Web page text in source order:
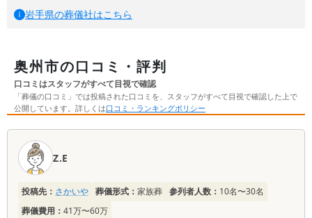
岩手県の葬儀社はこちら
奥州市の口コミ・評判
口コミはスタッフがすべて目視で確認
「葬儀の口コミ」では投稿された口コミを、スタッフがすべて目視で確認した上で
公開しています。詳しくは口コミ・ランキングポリシー
Z.E
投稿先： さかいや 葬儀形式： 家族葬 参列者人数： 10名〜30名
葬儀費用： 41万〜60万